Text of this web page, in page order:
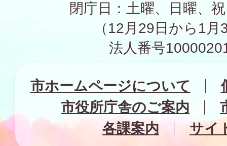
閉庁日：土曜、日曜、
（12月29日から1
法人番号
市ホームページについて
市役所庁舎のご案内
各課案内
サイ